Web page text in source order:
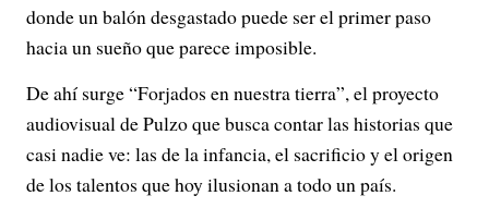
donde un balón desgastado puede ser el primer paso
hacia un sueño que parece imposible.
De ahí surge “Forjados en nuestra tierra”, el proyecto
audiovisual de Pulzo que busca contar las historias que
casi nadie ve: las de la infancia, el sacrificio y el origen
de los talentos que hoy ilusionan a todo un país.